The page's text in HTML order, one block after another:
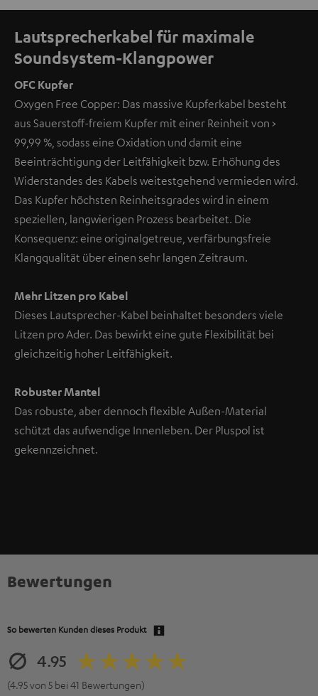
Lautsprecherkabel für maximale
Soundsystem-Klangpower
OFC Kupfer
Oxygen Free Copper: Das massive Kupferkabel besteht
aus Sauerstoff-freiem Kupfer mit einer Reinheit von >
99,99 %, sodass eine Oxidation und damit eine
Beeinträchtigung der Leitfähigkeit bzw. Erhöhung des
Widerstandes des Kabels weitestgehend vermieden wird.
Das Kupfer höchsten Reinheitsgrades wird in einem
speziellen, langwierigen Prozess bearbeitet. Die
Konsequenz: eine originalgetreue, verfärbungsfreie
Klangqualität über einen sehr langen Zeitraum.
Mehr Litzen pro Kabel
Dieses Lautsprecher-Kabel beinhaltet besonders viele
Litzen pro Ader. Das bewirkt eine gute Flexibilität bei
gleichzeitig hoher Leitfähigkeit.
Robuster Mantel
Das robuste, aber dennoch flexible Außen-Material
schützt das aufwendige Innenleben. Der Pluspol ist
gekennzeichnet.
Bewertungen
So bewerten Kunden dieses Produkt
4.95
(4.95 von 5 bei 41 Bewertungen)